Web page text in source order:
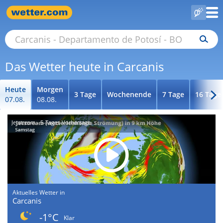
Das Wetter heute in Carcanis
Heute
07.08.
Morgen
08.08.
3 Tage Wochenende 7 Tage 16 Tage
Jetstream - 5-Tages-Vorhersage
Aktuelles Wetter in
Carcanis
-1°C
Klar